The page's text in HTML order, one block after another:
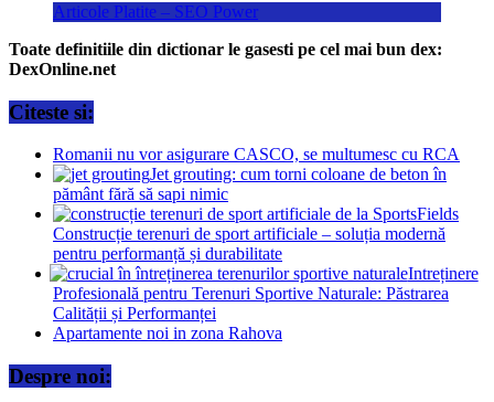
Articole Platite – SEO Power
Toate definitiile din dictionar le gasesti pe cel mai bun dex:
DexOnline.net
Citeste si:
Romanii nu vor asigurare CASCO, se multumesc cu RCA
Jet grouting: cum torni coloane de beton în
pământ fără să sapi nimic
Construcție terenuri de sport artificiale – soluția modernă
pentru performanță și durabilitate
Intreținere
Profesională pentru Terenuri Sportive Naturale: Păstrarea
Calității și Performanței
Apartamente noi in zona Rahova
Despre noi: